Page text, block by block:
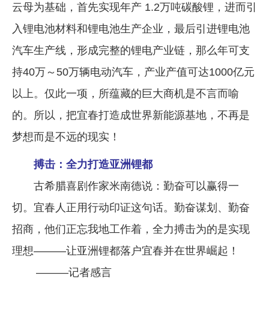
云母为基础，首先实现年产 1.2万吨碳酸锂，进而引
入锂电池材料和锂电池生产企业，最后引进锂电池
汽车生产线，形成完整的锂电产业链，那么年可支
持40万～50万辆电动汽车，产业产值可达1000亿元
以上。仅此一项，所蕴藏的巨大商机是不言而喻
的。所以，把宜春打造成世界新能源基地，不再是
梦想而是不远的现实！
搏击：全力打造亚洲锂都
古希腊喜剧作家米南德说：勤奋可以赢得一
切。宜春人正用行动印证这句话。勤奋谋划、勤奋
招商，他们正忘我地工作着，全力搏击为的是实现
理想———让亚洲锂都落户宜春并在世界崛起！
———记者感言